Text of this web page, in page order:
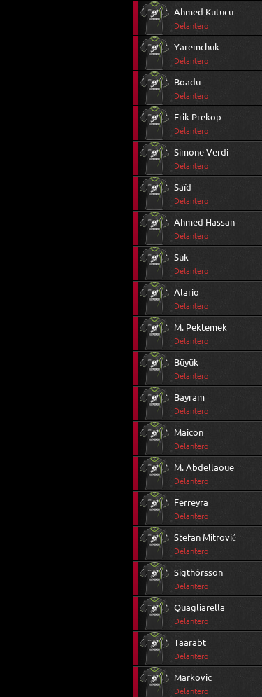
Ahmed Kutucu
Delantero
Yaremchuk
Delantero
Boadu
Delantero
Erik Prekop
Delantero
Simone Verdi
Delantero
Saïd
Delantero
Ahmed Hassan
Delantero
Suk
Delantero
Alario
Delantero
M. Pektemek
Delantero
Büyük
Delantero
Bayram
Delantero
Maicon
Delantero
M. Abdellaoue
Delantero
Ferreyra
Delantero
Stefan Mitrović
Delantero
Sigthórsson
Delantero
Quagliarella
Delantero
Taarabt
Delantero
Markovic
Delantero